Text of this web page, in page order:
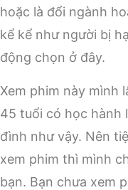
hoặc là đổi ngành
kể kể như người bị
động chọn ở đây.
Xem phim này mình
45 tuổi có học hành
đình như vậy. Nên
xem phim thì mình
bạn. Bạn chưa xem